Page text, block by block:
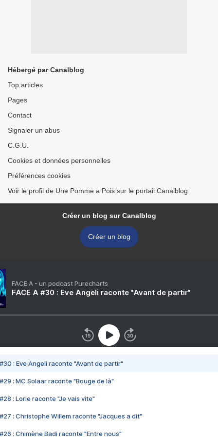
Hébergé par Canalblog
Top articles
Pages
Contact
Signaler un abus
C.G.U.
Cookies et données personnelles
Préférences cookies
Voir le profil de Une Pomme a Pois sur le portail Canalblog
Créer un blog sur Canalblog
Créer un blog
FACE A - un podcast Purecharts
FACE A #30 : Eve Angeli raconte "Avant de partir"
#30 : Eve Angeli raconte "Avant de partir"
#29 : MC Solaar raconte "Bouge de là"
#28 : Lorie raconte "Je vais vite"
#27 : Christophe Willem raconte "Jacques a dit"
#26 : Chimène Badi raconte "Entre nous"